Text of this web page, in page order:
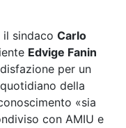
il sindaco Carlo
Edvige Fanin
per un
della
«sia
con AMIU e